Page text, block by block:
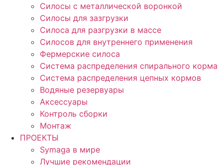
Силосы с металлической воронкой
Силосы для зазгрузки
Силоса для разгрузки в массе
Силосов для внутреннего применения
Фермерские силоса
Система распределения спирального корма
Система распределения цепных кормов
Водяные резервуары
Аксессуары
Контроль сборки
Монтаж
ПРОЕКТЫ
Symaga в мире
Лучшие рекомендации